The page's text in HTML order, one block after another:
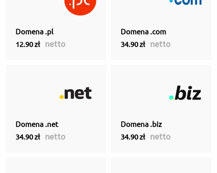
Domena .pl
12.90 zł
netto
Domena .com
34.90 zł
netto
Domena .net
34.90 zł
netto
Domena .biz
34.90 zł
netto